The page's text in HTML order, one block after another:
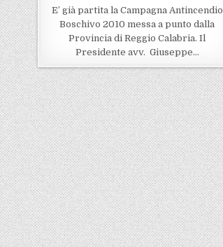
E’ già partita la Campagna Antincendio
Boschivo 2010 messa a punto dalla
Provincia di Reggio Calabria. Il
Presidente avv. Giuseppe…